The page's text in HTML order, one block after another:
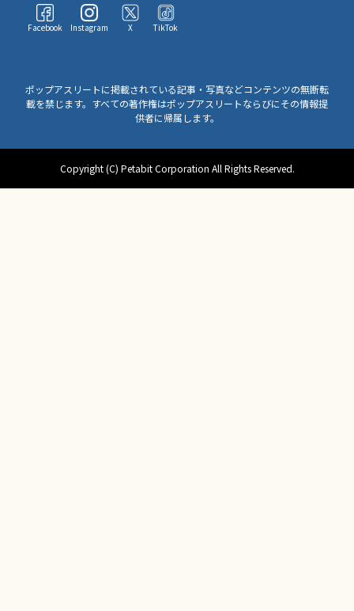
Facebook Instagram X TikTok
ポップアスリートに掲載されている記事・写真などコンテンツの無断転
載を禁じます。すべての著作権はポップアスリートならびにその情報提
供者に帰属します。
Copyright (C) Petabit Corporation All Rights Reserved.